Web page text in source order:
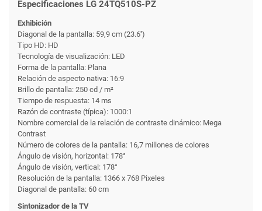
Especificaciones LG 24TQ510S-PZ
Exhibición
Diagonal de la pantalla: 59,9 cm (23.6'')
Tipo HD: HD
Tecnología de visualización: LED
Forma de la pantalla: Plana
Relación de aspecto nativa: 16:9
Brillo de pantalla: 250 cd / m²
Tiempo de respuesta: 14 ms
Razón de contraste (típica): 1000:1
Nombre comercial de la relación de contraste dinámico: Mega
Contrast
Número de colores de la pantalla: 16,7 millones de colores
Ángulo de visión, horizontal: 178°
Ángulo de visión, vertical: 178°
Resolución de la pantalla: 1366 x 768 Pixeles
Diagonal de pantalla: 60 cm
Sintonizador de la TV